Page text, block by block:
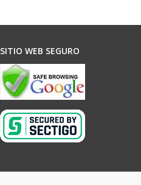
SITIO WEB SEGURO